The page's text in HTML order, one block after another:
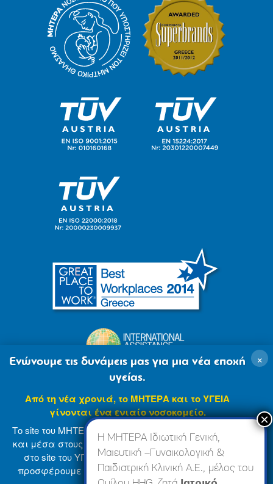
© 2007-2024 ΜΗΤΕΡΑ Α.Ε Όροι Χρήσης
Η ΜΗΤΕΡΑ Ιδιωτική Γενική,
Μαιευτική –Γυναικολογική &
Παιδιατρική Κλινική Α.Ε., μέλος του
×
Ενώνουμε τις δυνάμεις μας για μια νέα εποχή
υγείας.
Από τη νέα χρονιά, το ΜΗΤΕΡΑ και το ΥΓΕΙΑ
γίνονται ένα ενιαίο νοσοκομείο.
Το site του ΜΗΤΕΡΑ βρίσκεται σε φάση ανανέωσης
και μέσα στους επόμενους μήνες θα ενσωματωθεί
στο site του ΥΓΕΙΑ (www.hygeia.gr), ώστε να σας
προσφέρουμε μια πιο ολοκληρωμένη και ενιαία